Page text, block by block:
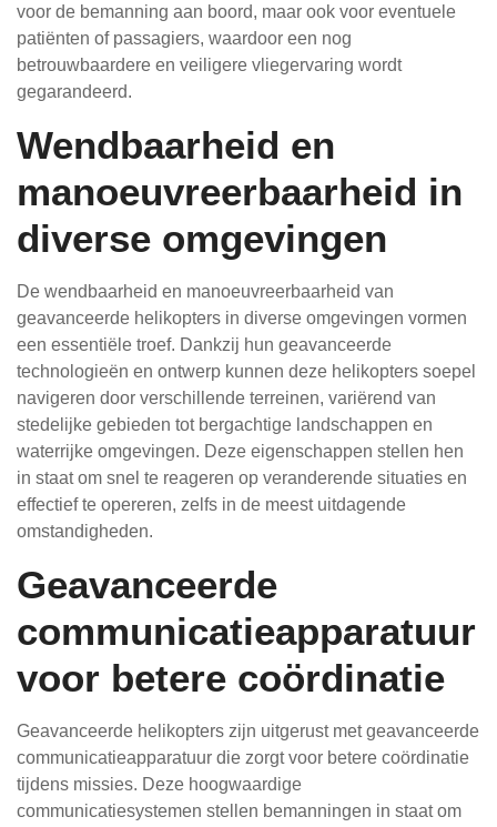
voor de bemanning aan boord, maar ook voor eventuele
patiënten of passagiers, waardoor een nog
betrouwbaardere en veiligere vliegervaring wordt
gegarandeerd.
Wendbaarheid en
manoeuvreerbaarheid in
diverse omgevingen
De wendbaarheid en manoeuvreerbaarheid van
geavanceerde helikopters in diverse omgevingen vormen
een essentiële troef. Dankzij hun geavanceerde
technologieën en ontwerp kunnen deze helikopters soepel
navigeren door verschillende terreinen, variërend van
stedelijke gebieden tot bergachtige landschappen en
waterrijke omgevingen. Deze eigenschappen stellen hen
in staat om snel te reageren op veranderende situaties en
effectief te opereren, zelfs in de meest uitdagende
omstandigheden.
Geavanceerde
communicatieapparatuur
voor betere coördinatie
Geavanceerde helikopters zijn uitgerust met geavanceerde
communicatieapparatuur die zorgt voor betere coördinatie
tijdens missies. Deze hoogwaardige
communicatiesystemen stellen bemanningen in staat om